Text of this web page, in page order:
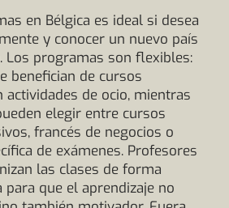
en Bélgica es ideal si desea
y conocer un nuevo país
Los programas son flexibles:
benefician de cursos
actividades de ocio, mientras
elegir entre cursos
francés de negocios o
de exámenes. Profesores
las clases de forma
para que el aprendizaje no